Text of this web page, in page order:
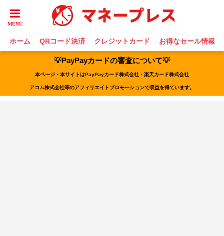
ホーム QRコード決済 クレジットカード お得なセール情報
💡PayPayカードの審査について💡
本ページ・本サイトはPayPayカード株式会社・楽天カード株式会社
アコム株式会社等のアフィリエイトプロモーションで収益を得ています。